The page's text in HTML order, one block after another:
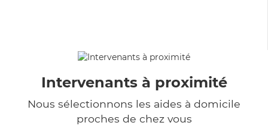
Intervenants à proximité
Nous sélectionnons les aides à domicile
proches de chez vous